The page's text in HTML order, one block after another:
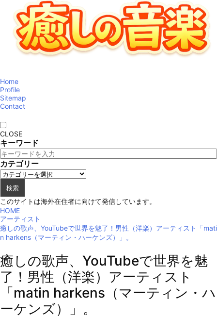
Home
Profile
Sitemap
Contact
CLOSE
キーワード
カテゴリー
検索
このサイトは海外在住者に向けて発信しています。
HOME
アーティスト
癒しの歌声、YouTubeで世界を魅了！男性（洋楽）アーティスト「mati
n harkens（マーティン・ハーケンズ）」。
癒しの歌声、YouTubeで世界を魅
了！男性（洋楽）アーティスト
「matin harkens（マーティン・ハ
ーケンズ）」。